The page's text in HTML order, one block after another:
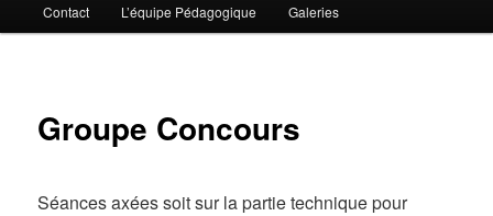
Contact L’équipe Pédagogique Galeries
Groupe Concours
Séances axées soit sur la partie technique pour